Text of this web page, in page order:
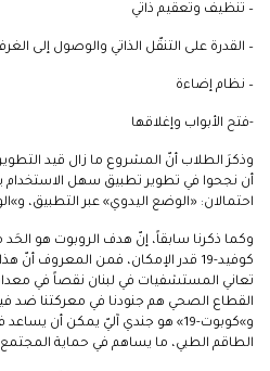
– تنظيف وتعقيم ذاتي
– القدرة على التنقّل الذاتي والوصول إلى
– نظام إضاءة
-فتح الأبواب وإغلاقها
وذكرَ الطلاب أنّ المشروع ما زال قيد
أن نجحوا في تطوير تطبيق سهل الاستخدام
احتمالان: «الوضع اليدوي» عبر التطبيق،
وكما ذكرنا سابقاً، إنّ هدف الروبوت هو
كوفيد-19 قدر الإمكان، فمن المعروف
تعاني المستشفيات في لبنان نقصاً في
القطاع الصحي هم جنودنا في معركتنا ضد
و»كوبوت-19» هو جندي آليّ يمكن أن
الطاقم الطبي، ما يساهم في حماية